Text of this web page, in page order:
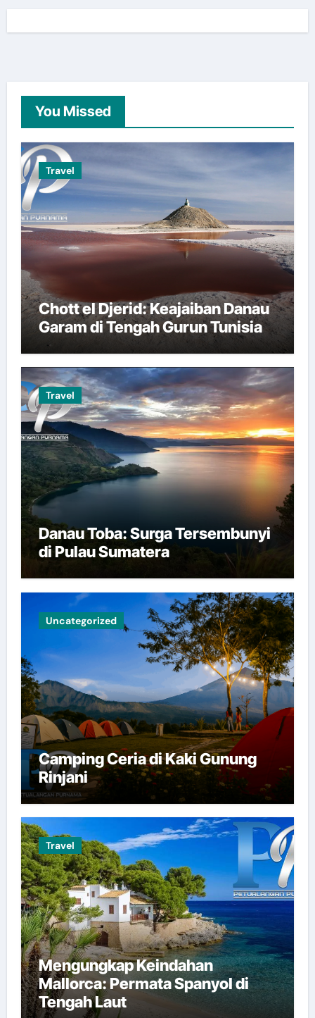
You Missed
Travel
Chott el Djerid: Keajaiban Danau
Garam di Tengah Gurun Tunisia
Travel
Danau Toba: Surga Tersembunyi
di Pulau Sumatera
Uncategorized
Camping Ceria di Kaki Gunung
Rinjani
Travel
Mengungkap Keindahan
Mallorca: Permata Spanyol di
Tengah Laut